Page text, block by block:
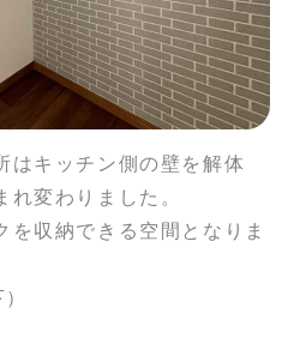
はキッチン側の壁を解体
れ変わりました。
を収納できる空間となりま